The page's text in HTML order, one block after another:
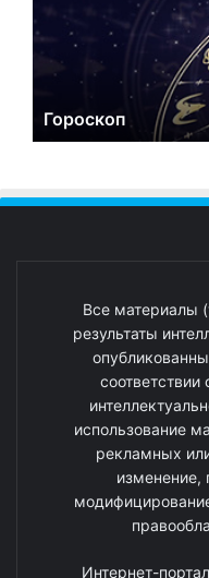
Гороскоп
Все материалы
результаты
соответствии
использование
рекламных
изменение,
Интернет-